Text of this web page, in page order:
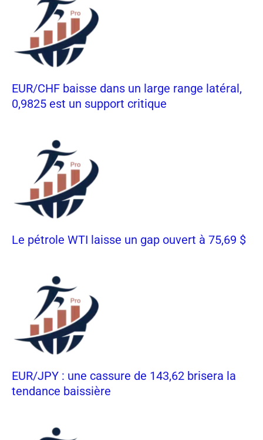
EUR/CHF baisse dans un large range latéral,
0,9825 est un support critique
Le pétrole WTI laisse un gap ouvert à 75,69 $
EUR/JPY : une cassure de 143,62 brisera la
tendance baissière